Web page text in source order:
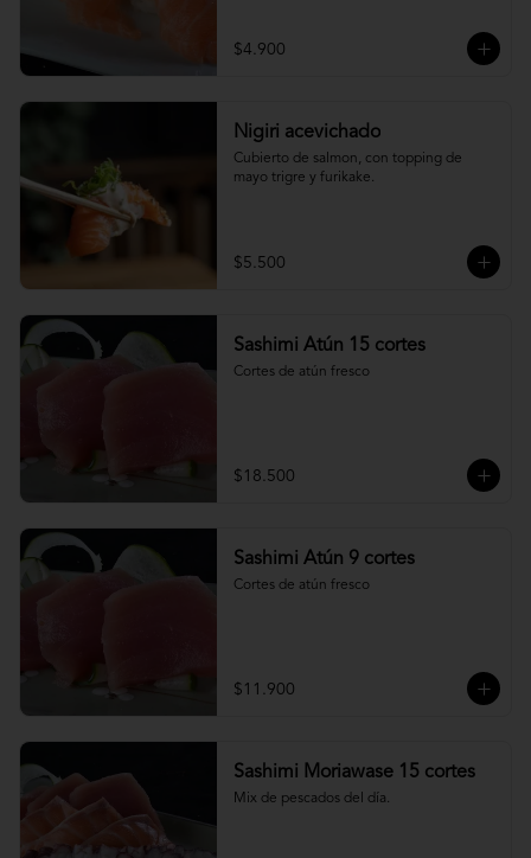
$4.900
Nigiri acevichado
Cubierto de salmon, con topping de
mayo trigre y furikake.
$5.500
Sashimi Atún 15 cortes
Cortes de atún fresco
$18.500
Sashimi Atún 9 cortes
Cortes de atún fresco
$11.900
Sashimi Moriawase 15 cortes
Mix de pescados del día.